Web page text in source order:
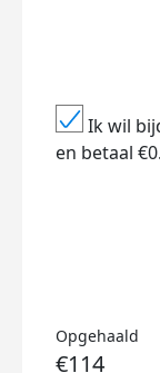
Ik wil
en betaal
Opgehaald
€114